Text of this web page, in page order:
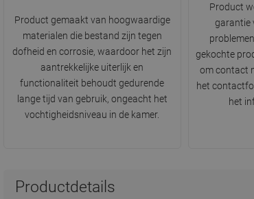
Product gemaakt van hoogwaardige
materialen die bestand zijn tegen
dofheid en corrosie, waardoor het zijn
aantrekkelijke uiterlijk en
functionaliteit behoudt gedurende
lange tijd van gebruik, ongeacht het
vochtigheidsniveau in de kamer.
Product
garantie
gekochte
om contact
het
het
Productdetails